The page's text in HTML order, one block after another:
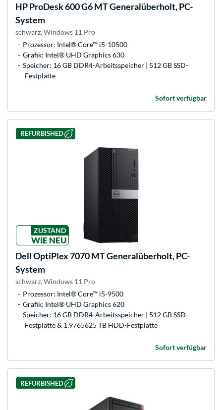
HPProDesk 600 G6 MT Generalüberholt, PC-
System
schwarz, Windows 11 Pro
Prozessor: Intel® Core™ i5-10500
Grafik: Intel® UHD Graphics 630
Speicher: 16 GB DDR4-Arbeitsspeicher | 512 GB SSD-
Festplatte
Sofort verfügbar
REFURBISHED
ZUSTAND
WIE NEU
DellOptiPlex 7070 MT Generalüberholt, PC-
System
schwarz, Windows 11 Pro
Prozessor: Intel® Core™ i5-9500
Grafik: Intel® UHD Graphics 620
Speicher: 16 GB DDR4-Arbeitsspeicher | 512 GB SSD-
Festplatte & 1.9765625 TB HDD-Festplatte
Sofort verfügbar
REFURBISHED